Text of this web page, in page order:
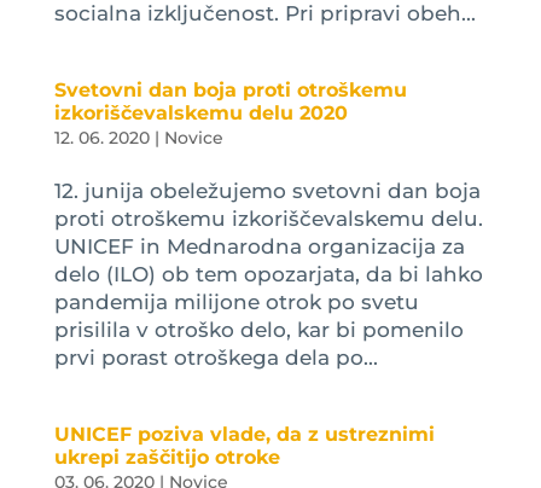
socialna izključenost. Pri pripravi obeh...
Svetovni dan boja proti otroškemu
izkoriščevalskemu delu 2020
12. 06. 2020| Novice
12. junija obeležujemo svetovni dan boja
proti otroškemu izkoriščevalskemu delu.
UNICEF in Mednarodna organizacija za
delo (ILO) ob tem opozarjata, da bi lahko
pandemija milijone otrok po svetu
prisilila v otroško delo, kar bi pomenilo
prvi porast otroškega dela po...
UNICEF poziva vlade, da z ustreznimi
ukrepi zaščitijo otroke
03. 06. 2020| Novice